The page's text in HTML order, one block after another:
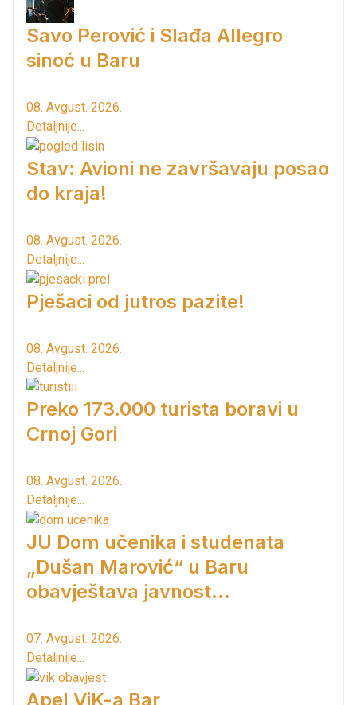
Savo Perović i Slađa Allegro
sinoć u Baru
08. Avgust. 2026.
Detaljnije...
Stav: Avioni ne završavaju posao
do kraja!
08. Avgust. 2026.
Detaljnije...
Pješaci od jutros pazite!
08. Avgust. 2026.
Detaljnije...
Preko 173.000 turista boravi u
Crnoj Gori
08. Avgust. 2026.
Detaljnije...
JU Dom učenika i studenata
„Dušan Marović“ u Baru
obavještava javnost...
07. Avgust. 2026.
Detaljnije...
Apel ViK-a Bar